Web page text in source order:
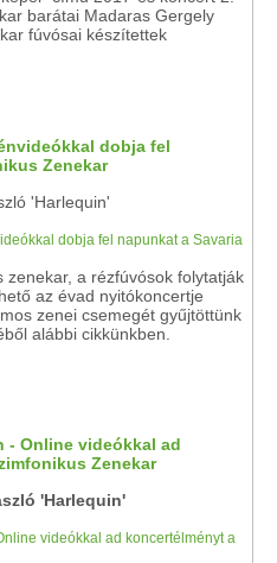
barátai Madaras Gergely
fúvósai készítettek
dobja fel
Zenekar
'Harlequin'
zenekar, a rézfúvósok folytatják
az évad nyitókoncertje
zenei csemegét gyűjtöttünk
alábbi cikkünkben.
- Online videókkal ad
Zenekar
'Harlequin'